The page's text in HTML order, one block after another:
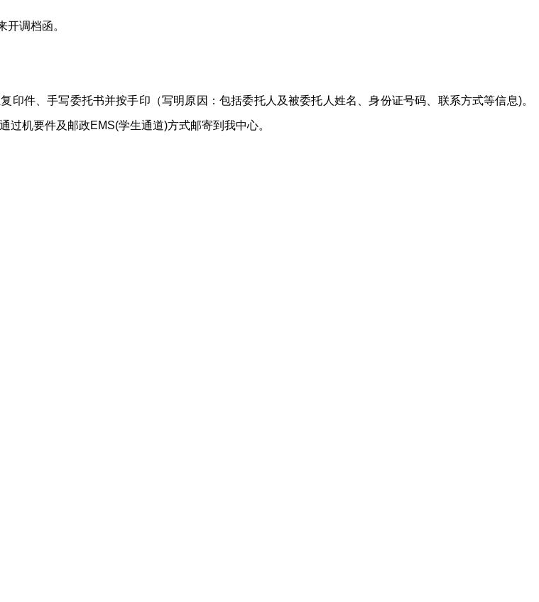
调档函。
件、手写委托书并按手印（写明原因：包括委托人及被委托人姓名、身份证号码、联系方式等信息)。
机要件及邮政EMS(学生通道)方式邮寄到我中心。